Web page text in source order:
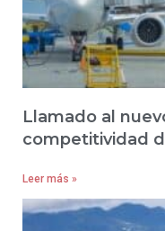
Llamado al
competitividad
Leer más »